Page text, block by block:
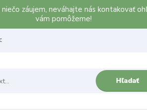
záujem, neváhajte nás kontakovať
vám pomôžeme!
Hľadať